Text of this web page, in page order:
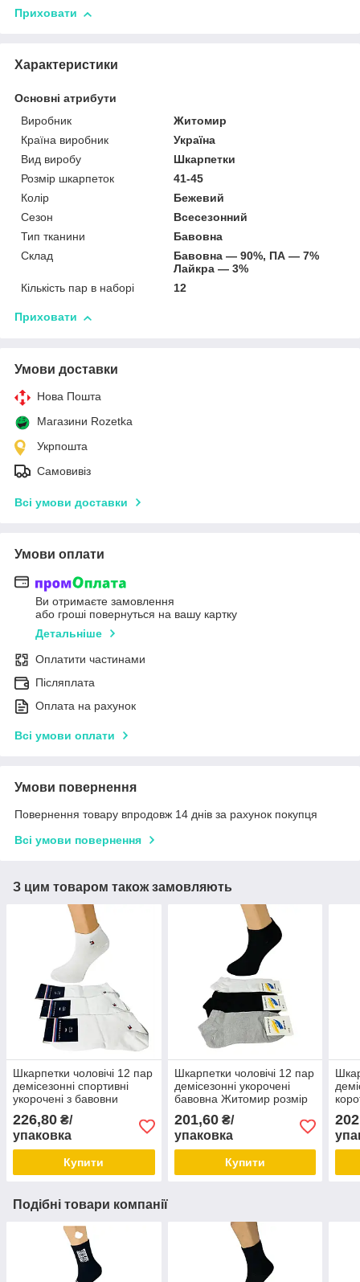
Приховати
Характеристики
Основні атрибути
Виробник
Житомир
Країна виробник
Україна
Вид виробу
Шкарпетки
Розмір шкарпеток
41-45
Колір
Бежевий
Сезон
Всесезонний
Тип тканини
Бавовна
Склад
Бавовна — 90%, ПА — 7%
Лайкра — 3%
Кількість пар в наборі
12
Приховати
Умови доставки
Нова Пошта
Магазини Rozetka
Укрпошта
Самовивіз
Всі умови доставки
Умови оплати
Ви отримаєте замовлення
або гроші повернуться на вашу картку
Детальніше
Оплатити частинами
Післяплата
Оплата на рахунок
Всі умови оплати
Умови повернення
Повернення товару впродовж 14 днів за рахунок покупця
Всі умови повернення
З цим товаром також замовляють
Шкарпетки чоловічі 12 пар
демісезонні спортивні
укорочені з бавовни
46 білі
226,80 ₴/
упаковка
Купити
Шкарпетки чоловічі 12 пар
демісезонні укорочені
бавовна Житомир розмір
201,60₴/
упаковка
Купити
Подібні товари компанії